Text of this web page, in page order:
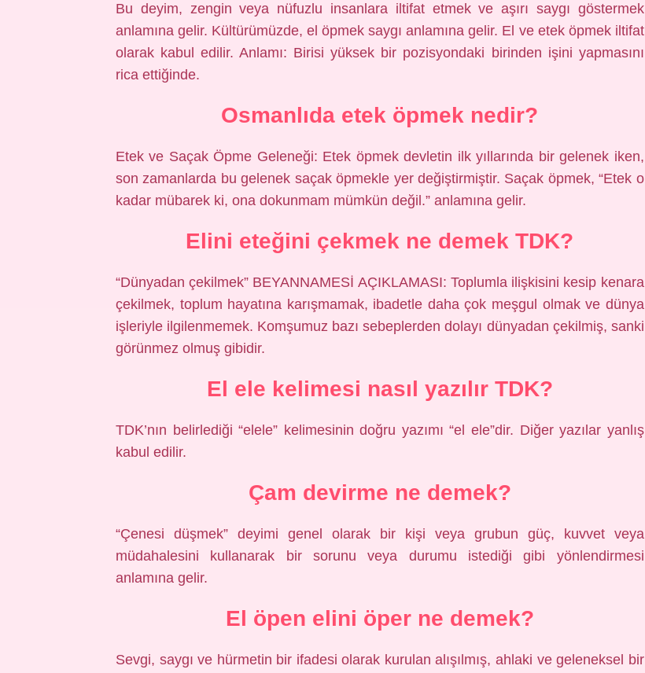
Bu deyim, zengin veya nüfuzlu insanlara iltifat etmek ve aşırı saygı göstermek
anlamına gelir. Kültürümüzde, el öpmek saygı anlamına gelir. El ve etek öpmek iltifat
olarak kabul edilir. Anlamı: Birisi yüksek bir pozisyondaki birinden işini yapmasını
rica ettiğinde.
Osmanlıda etek öpmek nedir?
Etek ve Saçak Öpme Geleneği: Etek öpmek devletin ilk yıllarında bir gelenek iken,
son zamanlarda bu gelenek saçak öpmekle yer değiştirmiştir. Saçak öpmek, “Etek o
kadar mübarek ki, ona dokunmam mümkün değil.” anlamına gelir.
Elini eteğini çekmek ne demek TDK?
“Dünyadan çekilmek” BEYANNAMESİ AÇIKLAMASI: Toplumla ilişkisini kesip kenara
çekilmek, toplum hayatına karışmamak, ibadetle daha çok meşgul olmak ve dünya
işleriyle ilgilenmemek. Komşumuz bazı sebeplerden dolayı dünyadan çekilmiş, sanki
görünmez olmuş gibidir.
El ele kelimesi nasıl yazılır TDK?
TDK’nın belirlediği “elele” kelimesinin doğru yazımı “el ele”dir. Diğer yazılar yanlış
kabul edilir.
Çam devirme ne demek?
“Çenesi düşmek” deyimi genel olarak bir kişi veya grubun güç, kuvvet veya
müdahalesini kullanarak bir sorunu veya durumu istediği gibi yönlendirmesi
anlamına gelir.
El öpen elini öper ne demek?
Sevgi, saygı ve hürmetin bir ifadesi olarak kurulan alışılmış, ahlaki ve geleneksel bir